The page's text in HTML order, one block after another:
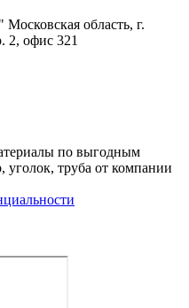
область, г.
2, офис 321
по выгодным
уголок, труба от компании